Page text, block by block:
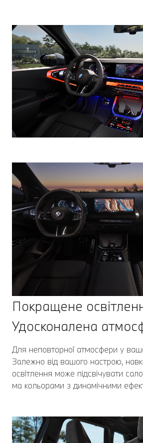
Покращене
Удосконалена
Для неповторної атмосфери у
Залежно від вашого настрою,
освітлення може підсвічувати
ма кольорами з динамічними